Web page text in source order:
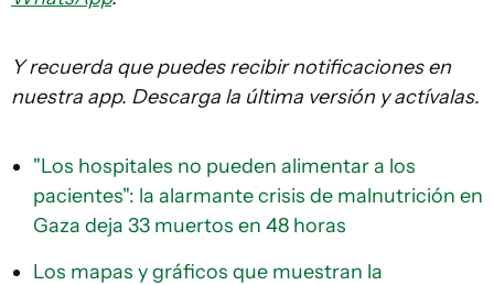
Y recuerda que puedes recibir notificaciones en
nuestra app. Descarga la última versión y actívalas.
"Los hospitales no pueden alimentar a los
pacientes": la alarmante crisis de malnutrición en
Gaza deja 33 muertos en 48 horas
Los mapas y gráficos que muestran la